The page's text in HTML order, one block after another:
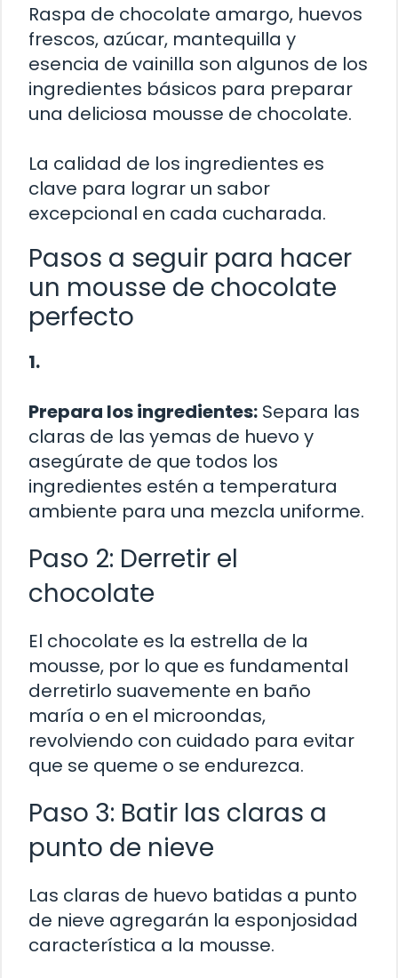
Raspa de chocolate amargo, huevos
frescos, azúcar, mantequilla y
esencia de vainilla son algunos de los
ingredientes básicos para preparar
una deliciosa mousse de chocolate.
La calidad de los ingredientes es
clave para lograr un sabor
excepcional en cada cucharada.
Pasos a seguir para hacer
un mousse de chocolate
perfecto
1.
Prepara los ingredientes: Separa las
claras de las yemas de huevo y
asegúrate de que todos los
ingredientes estén a temperatura
ambiente para una mezcla uniforme.
Paso 2: Derretir el
chocolate
El chocolate es la estrella de la
mousse, por lo que es fundamental
derretirlo suavemente en baño
maría o en el microondas,
revolviendo con cuidado para evitar
que se queme o se endurezca.
Paso 3: Batir las claras a
punto de nieve
Las claras de huevo batidas a punto
de nieve agregarán la esponjosidad
característica a la mousse.